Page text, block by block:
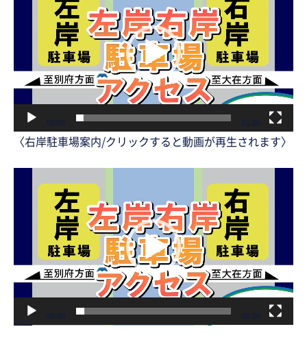
ヤ
ー
00:00 01:00
〈右岸駐車場案内/クリックすると動画が再生されます〉
ヤ
ー
00:00 00:50